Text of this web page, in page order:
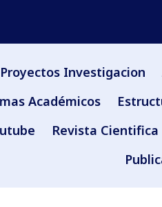
Proyectos Investigacion
Académicos
Revista Cientifica